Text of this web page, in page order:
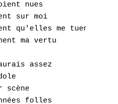
nues
sur moi
qu'elles me tuent
ma vertu
assez
scène
folles
V
W
Z